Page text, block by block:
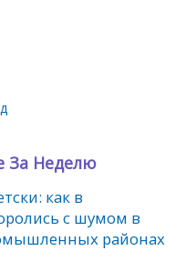
За Неделю
как в
с шумом в
районах